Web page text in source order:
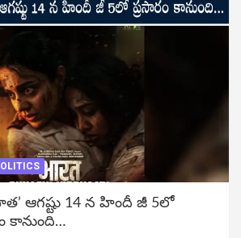
ఆగష్టు 14 న హిందీ జీ 5లో
కానుంది…